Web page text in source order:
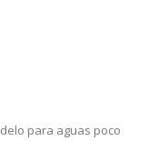
para aguas poco